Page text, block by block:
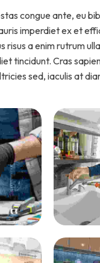
congue ante, eu
imperdiet ex et
risus a enim rutrum
tincidunt. Cras
sed, iaculis at